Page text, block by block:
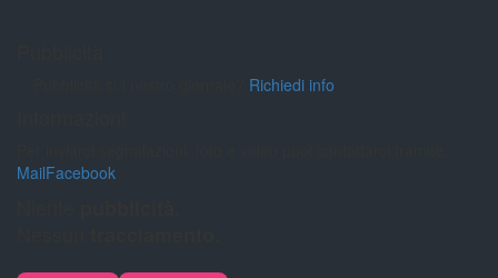
Richiedi info
MailFacebook